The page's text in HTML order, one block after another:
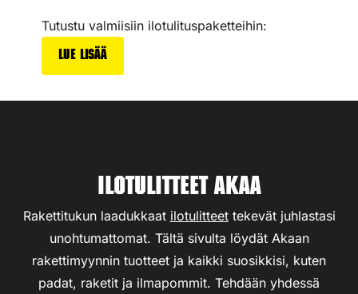
Tutustu valmiisiin ilotulituspaketteihin:
Lue lisää
Ilotulitteet Akaa
Rakettitukun laadukkaat ilotulitteettekevät juhlastasi
unohtumattomat. Tältä sivulta löydät Akaan
rakettimyynnin tuotteet ja kaikki suosikkisi, kuten
padat, raketit ja ilmapommit. Tehdään yhdessä